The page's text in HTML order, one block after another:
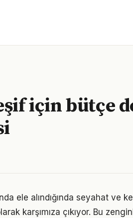
için bütçe
ele alındığında seyahat ve
karşımıza çıkıyor. Bu